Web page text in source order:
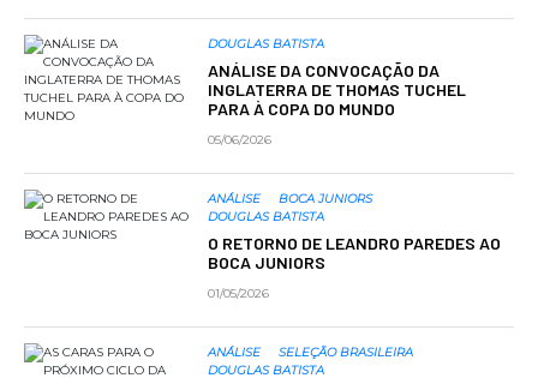
DOUGLAS BATISTA
ANÁLISE DA CONVOCAÇÃO DA
INGLATERRA DE THOMAS TUCHEL
PARA À COPA DO MUNDO
05/06/2026
ANÁLISE
BOCA JUNIORS
DOUGLAS BATISTA
O RETORNO DE LEANDRO PAREDES AO
BOCA JUNIORS
01/05/2026
ANÁLISE
SELEÇÃO BRASILEIRA
DOUGLAS BATISTA